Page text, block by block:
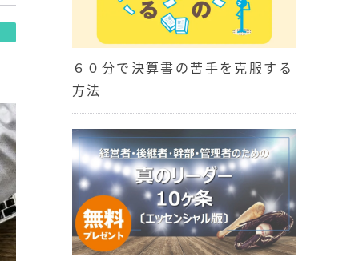
６０分で決算書の苦手を克服する
方法